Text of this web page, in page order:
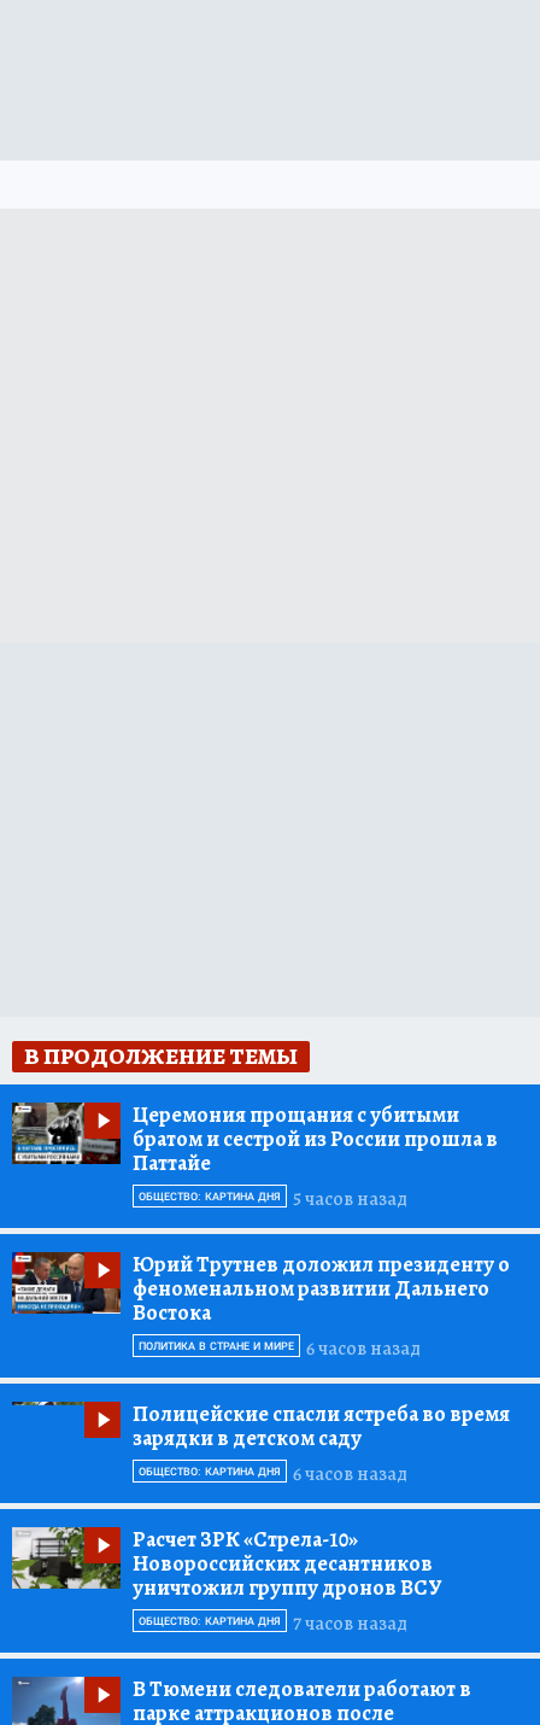
В ПРОДОЛЖЕНИЕ ТЕМЫ
Церемония прощания с убитыми
братом и сестрой из России прошла в
Паттайе
5 часов назад
ОБЩЕСТВО: КАРТИНА ДНЯ
Юрий Трутнев доложил президенту о
феноменальном развитии Дальнего
Востока
6 часов назад
ПОЛИТИКА В СТРАНЕ И МИРЕ
Полицейские спасли ястреба во время
зарядки в детском саду
6 часов назад
ОБЩЕСТВО: КАРТИНА ДНЯ
Расчет ЗРК «Стрела-10»
Новороссийских десантников
уничтожил группу дронов ВСУ
7 часов назад
ОБЩЕСТВО: КАРТИНА ДНЯ
В Тюмени следователи работают в
парке аттракционов после